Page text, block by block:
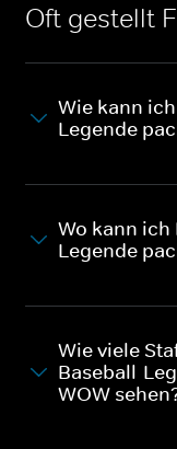
Oft gestellt
Wie kann ich
Legende
Wo kann ich
Legende
Wie viele
Baseball-
WOW